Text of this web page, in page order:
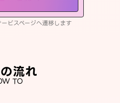
ビスページへ遷移します
流れ
TO